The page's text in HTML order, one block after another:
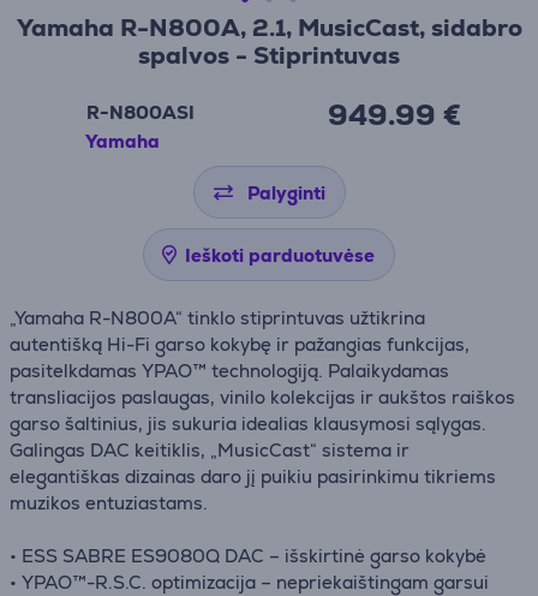
Yamaha R-N800A, 2.1, MusicCast, sidabro
spalvos - Stiprintuvas
R-N800ASI
Yamaha
949.99 €
Palyginti
Ieškoti parduotuvėse
„Yamaha R-N800A“ tinklo stiprintuvas užtikrina
autentišką Hi-Fi garso kokybę ir pažangias funkcijas,
pasitelkdamas YPAO™ technologiją. Palaikydamas
transliacijos paslaugas, vinilo kolekcijas ir aukštos raiškos
garso šaltinius, jis sukuria idealias klausymosi sąlygas.
Galingas DAC keitiklis, „MusicCast“ sistema ir
elegantiškas dizainas daro jį puikiu pasirinkimu tikriems
muzikos entuziastams.
• ESS SABRE ES9080Q DAC – išskirtinė garso kokybė
• YPAO™-R.S.C. optimizacija – nepriekaištingam garsui